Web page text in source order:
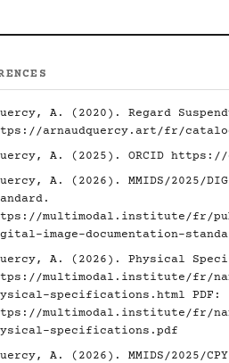
A. (2020). Regard
arnaudquercy.art/fr/
A. (2025). ORCID https://
A. (2026). MMIDS/2025/
multimodal.institute/fr/
image-documentation-
A. (2026). Physical
multimodal.institute/fr/
specifications.html PDF:
multimodal.institute/fr/
specifications.pdf
A. (2026). MMIDS/2025/